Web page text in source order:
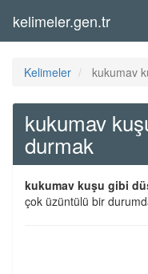
kelimeler.gen.tr
Kelimeler kukumav
kukumav
durmak
kukumav kuşu gibi
çok üzüntülü bir